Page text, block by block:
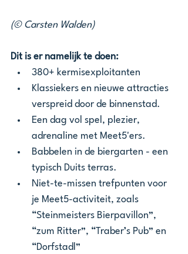
(© Carsten Walden)
Dit is er namelijk te doen:
380+ kermisexploitanten
Klassiekers en nieuwe attracties
verspreid door de binnenstad.
Een dag vol spel, plezier,
adrenaline met Meet5'ers.
Babbelen in de biergarten - een
typisch Duits terras.
Niet-te-missen trefpunten voor
je Meet5-activiteit, zoals
“Steinmeisters Bierpavillon”,
“zum Ritter”, “Traber’s Pub” en
“Dorfstadl”